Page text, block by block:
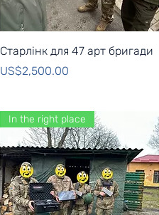
Quick View
Старлінк для 47 арт бригади
Price
US$2,500.00
In the right place